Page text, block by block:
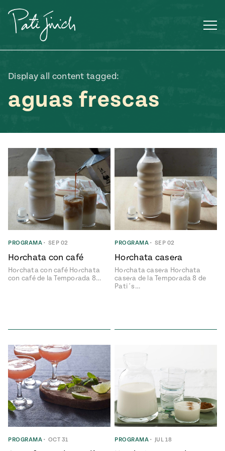
contenido
elote
Verano
a la
Parrilla
máximo
temporada
de maíz
Pati’s
Mexican
Table
S14
1409:
en Mi
Pati's
Mexican
Table
Explores
sabores de
de la
of
ENGLISH•ESPAÑOL
Display all content tagged:
aguas frescas
PROGRAMA • SEP 02
Horchata con café
Horchata con café Horchata
con café de la Temporada 8…
PROGRAMA • SEP 02
Horchata casera
Horchata casera Horchata
casera de la Temporada 8 de
Pati´s…
PROGRAMA • OCT 31 PROGRAMA • JUL 18